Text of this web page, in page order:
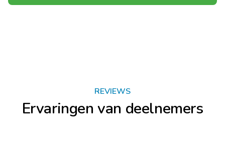
REVIEWS
Ervaringen van deelnemers